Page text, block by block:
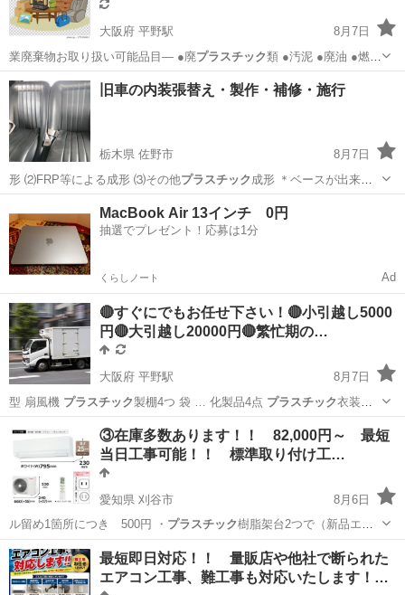
大阪府 平野駅
8月7日
業廃棄物お取り扱い可能品目― ●廃プラスチック類 ●汚泥 ●廃油 ●燃え
殻 ●廃…
大阪 大阪市 平野駅 遺品整理 無料
旧車の内装張替え・製作・補修・施行
栃木県 佐野市
8月7日
形 ⑵FRP等による成形 ⑶その他プラスチック 成形 ＊ベースが出来上
がったら上か…
MacBook Air 13インチ 0円
抽選でプレゼント！応募は1分
くらしノート Ad
🔴すぐにでもお任せ下さい！🔴小引越し5000
円🔴大引越し20000円🔴繁忙期の…
大阪府 平野駅
8月7日
型 扇風機 プラスチック製棚4つ 袋 … 化製品4点 プラスチック衣装ケ
ース2個…
平野駅 引っ越し
③在庫多数あります！！ 82,000円～ 最短
当日工事可能！！ 標準取り付け工…
愛知県 刈谷市
8月6日
ル留め1箇所につき 500円 ・ プラスチック樹脂架台2つで（新品エア
コン購入の…
愛知 刈谷市 その他 取り付け
最短即日対応！！ 量販店や他社で断られた
エアコン工事、難工事も対応いたします！…